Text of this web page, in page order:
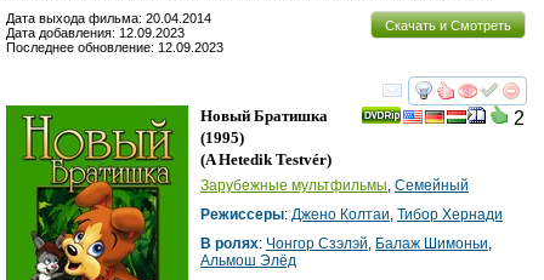
Скачать и Смотреть
Дата выхода фильма: 20.04.2014
Дата добавления: 12.09.2023
Последнее обновление: 12.09.2023
смотреть
2
Новый Братишка
(1995)
(A Hetedik Testvér)
Зарубежные мультфильмы, Семейный
Режиссеры: Джено Колтаи, Тибор Хернади
В ролях: Чонгор Сзэлэй, Балаж Шимоньи,
Альмош Элёд